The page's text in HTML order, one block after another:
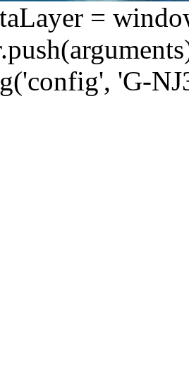
=
'G-